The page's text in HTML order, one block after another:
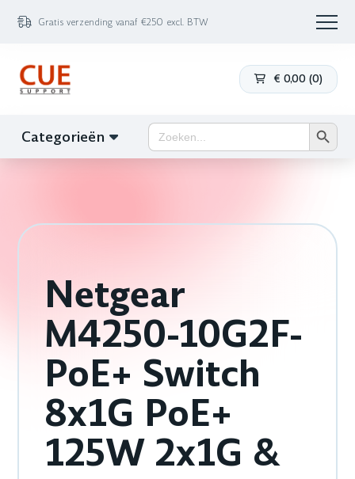
Gratis verzending vanaf €250 excl. BTW
€ 0,00 (0)
Categorieën Zoek
naar:
Netgear
M4250-10G2F-
PoE+ Switch
8x1G PoE+
125W 2x1G &